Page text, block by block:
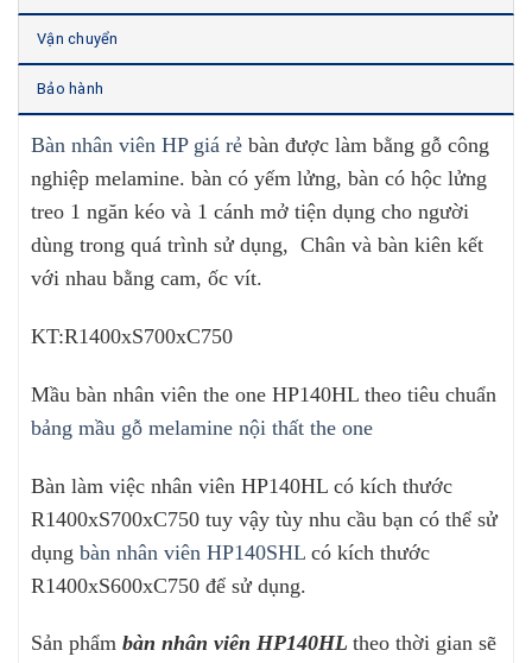
Vận chuyển
Bảo hành
Bàn nhân viên HP giá rẻ bàn được làm bằng gỗ công
nghiệp melamine. bàn có yếm lửng, bàn có hộc lửng
treo 1 ngăn kéo và 1 cánh mở tiện dụng cho người
dùng trong quá trình sử dụng, Chân và bàn kiên kết
với nhau bằng cam, ốc vít.
KT:R1400xS700xC750
Mầu bàn nhân viên the one HP140HL theo tiêu chuẩn
bảng mầu gỗ melamine nội thất the one
Bàn làm việc nhân viên HP140HL có kích thước
R1400xS700xC750 tuy vậy tùy nhu cầu bạn có thể sử
dụng bàn nhân viên HP140SHL có kích thước
R1400xS600xC750 để sử dụng.
Sản phẩm bàn nhân viên HP140HL theo thời gian sẽ